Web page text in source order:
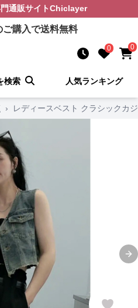
通販サイトChiclayer
ご購入で送料無料
0 0
検索 人気ランキング
› レディースベスト クラシックカ